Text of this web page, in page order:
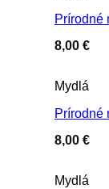
Prírodné
8,00 €
Mydlá
Prírodné
8,00 €
Mydlá